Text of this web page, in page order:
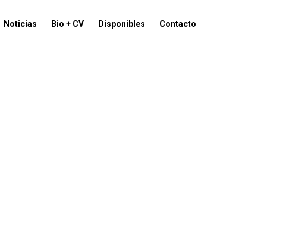
Noticias Bio + CV Disponibles Contacto